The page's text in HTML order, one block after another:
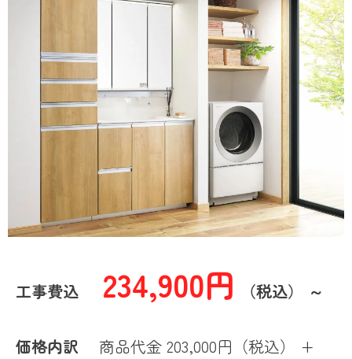
工事費込 234,900円 （税込） ～
価格内訳 商品代金 203,000円（税込） +